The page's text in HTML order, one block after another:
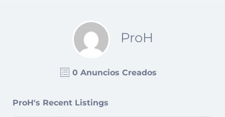
ProH
0 Anuncios Creados
ProH's Recent Listings